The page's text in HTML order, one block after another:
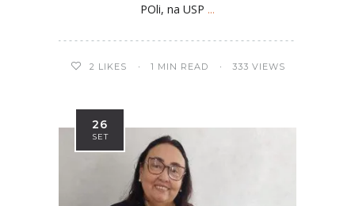
POli, na USP ...
2 LIKES 1 MIN READ 333 VIEWS
26
SET